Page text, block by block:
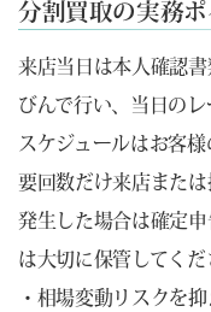
分割買取の実務ポ
来店当日は本人確認
びんで行い、当日の
スケジュールはお客
要回数だけ来店また
発生した場合は確定
は大切に保管してくだ
・相場変動リスクを